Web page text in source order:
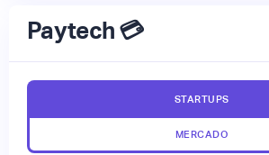
Paytech 💳
STARTUPS
MERCADO